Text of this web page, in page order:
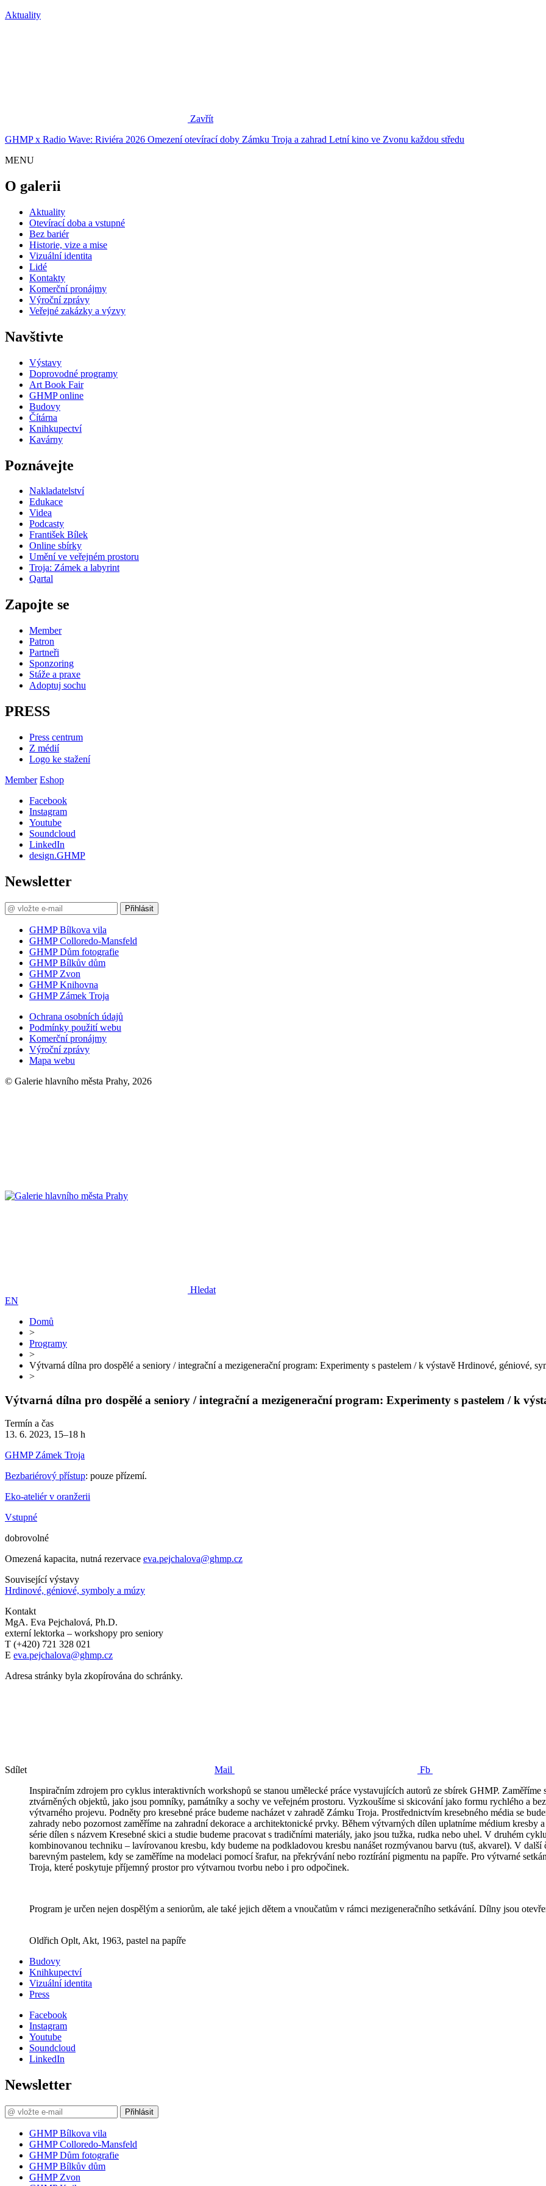
Aktuality
Zavřít
GHMP x Radio Wave: Riviéra 2026 Omezení otevírací doby Zámku Troja a zahrad Letní kino ve Zvonu každou středu
MENU
O galerii
Aktuality
Otevírací doba a vstupné
Bez bariér
Historie, vize a mise
Vizuální identita
Lidé
Kontakty
Komerční pronájmy
Výroční zprávy
Veřejné zakázky a výzvy
Navštivte
Výstavy
Doprovodné programy
Art Book Fair
GHMP online
Budovy
Čítárna
Knihkupectví
Kavárny
Poznávejte
Nakladatelství
Edukace
Videa
Podcasty
František Bílek
Online sbírky
Umění ve veřejném prostoru
Troja: Zámek a labyrint
Qartal
Zapojte se
Member
Patron
Partneři
Sponzoring
Stáže a praxe
Adoptuj sochu
PRESS
Press centrum
Z médií
Logo ke stažení
Member Eshop
Facebook
Instagram
Youtube
Soundcloud
LinkedIn
design.GHMP
Newsletter
Přihlásit
GHMP Bílkova vila
GHMP Colloredo-Mansfeld
GHMP Dům fotografie
GHMP Bílkův dům
GHMP Zvon
GHMP Knihovna
GHMP Zámek Troja
Ochrana osobních údajů
Podmínky použití webu
Komerční pronájmy
Výroční zprávy
Mapa webu
© Galerie hlavního města Prahy, 2026
Hledat
EN
Domů
>
Programy
>
Výtvarná dílna pro dospělé a seniory / integrační a mezigenerační program: Experimenty s pastelem / k výstavě Hrdinové, géniové,
>
Výtvarná dílna pro dospělé a seniory / integrační a mezigenerační program: Experimenty s pastelem / k
Termín a čas
13. 6. 2023, 15–18 h
GHMP Zámek Troja
Bezbariérový přístup: pouze přízemí.
Eko-ateliér v oranžerii
Vstupné
dobrovolné
Omezená kapacita, nutná rezervace eva.pejchalova@ghmp.cz
Související výstavy
Hrdinové, géniové, symboly a múzy
Kontakt
MgA. Eva Pejchalová, Ph.D.
externí lektorka – workshopy pro seniory
T (+420) 721 328 021
E eva.pejchalova@ghmp.cz
Adresa stránky byla zkopírována do schránky.
Sdílet Mail
Fb
Inspiračním zdrojem pro cyklus interaktivních workshopů se stanou umělecké práce vystavujících autorů ze sbírek GHMP. Zaměříme
ztvárněných objektů, jako jsou pomníky, památníky a sochy ve veřejném prostoru. Vyzkoušíme si skicování jako formu rychlého a
výtvarného projevu. Podněty pro kresebné práce budeme nacházet v zahradě Zámku Troja. Prostřednictvím kresebného média se
zahrady nebo pozornost zaměříme na zahradní dekorace a architektonické prvky. Během výtvarných dílen uplatníme médium
série dílen s názvem Kresebné skici a studie budeme pracovat s tradičními materiály, jako jsou tužka, rudka nebo uhel. V druhém
kombinovanou techniku – lavírovanou kresbu, kdy budeme na podkladovou kresbu nanášet rozmývanou barvu (tuš, akvarel). V
barevným pastelem, kdy se zaměříme na modelaci pomocí šrafur, na překrývání nebo roztírání pigmentu na papíře. Pro výtvarné
Troja, které poskytuje příjemný prostor pro výtvarnou tvorbu nebo i pro odpočinek.
Program je určen nejen dospělým a seniorům, ale také jejich dětem a vnoučatům v rámci mezigeneračního setkávání. Dílny jsou
Oldřich Oplt, Akt, 1963, pastel na papíře
Budovy
Knihkupectví
Vizuální identita
Press
Facebook
Instagram
Youtube
Soundcloud
LinkedIn
Newsletter
Přihlásit
GHMP Bílkova vila
GHMP Colloredo-Mansfeld
GHMP Dům fotografie
GHMP Bílkův dům
GHMP Zvon